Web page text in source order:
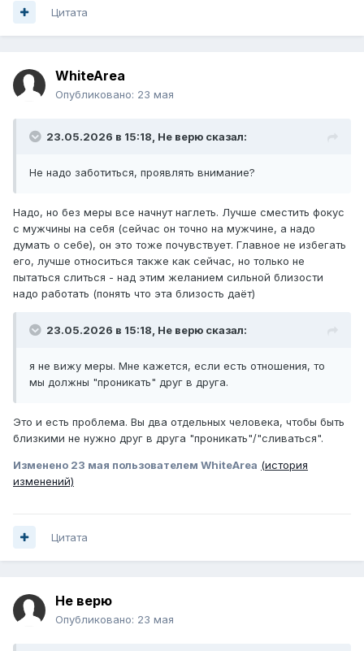
Цитата
WhiteArea
Опубликовано: 23 мая
23.05.2026 в 15:18, Не верю сказал:
Не надо заботиться, проявлять внимание?
Надо, но без меры все начнут наглеть. Лучше сместить фокус
с мужчины на себя (сейчас он точно на мужчине, а надо
думать о себе), он это тоже почувствует. Главное не избегать
его, лучше относиться также как сейчас, но только не
пытаться слиться - над этим желанием сильной близости
надо работать (понять что эта близость даёт)
23.05.2026 в 15:18, Не верю сказал:
я не вижу меры. Мне кажется, если есть отношения, то
мы должны "проникать" друг в друга.
Это и есть проблема. Вы два отдельных человека, чтобы быть
близкими не нужно друг в друга "проникать"/"сливаться".
Изменено 23 мая пользователем WhiteArea (история
изменений)
Цитата
Не верю
Опубликовано: 23 мая